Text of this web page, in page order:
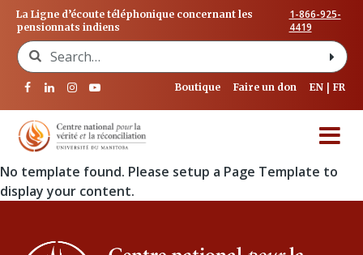
La Ligne d’écoute téléphonique concernant les
pensionnats indiens
1-866-925-
4419
Search for:
Boutique Faire un don EN FR
No template found. Please setup a Page Template to
display your content.